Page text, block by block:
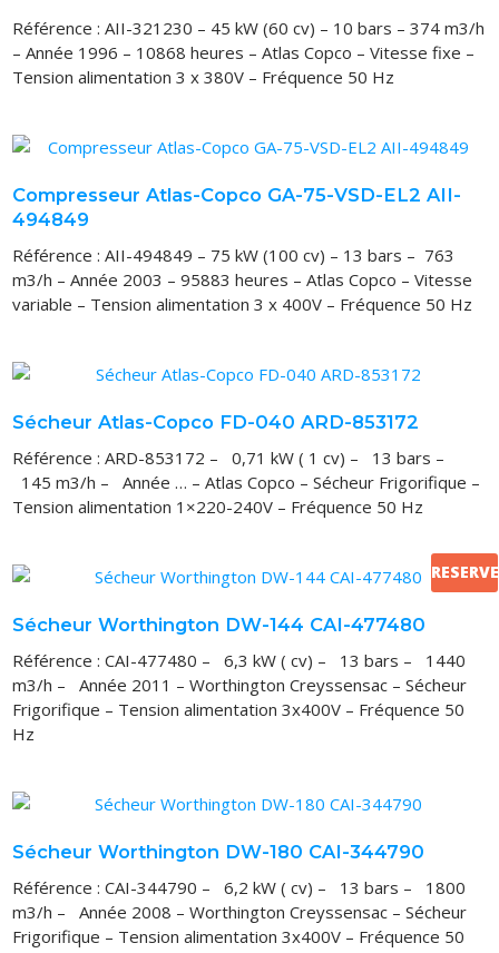
Référence : AII-321230 – 45 kW (60 cv) – 10 bars – 374 m3/h
– Année 1996 – 10868 heures – Atlas Copco – Vitesse fixe –
Tension alimentation 3 x 380V – Fréquence 50 Hz
Compresseur Atlas-Copco GA-75-VSD-EL2 AII-
494849
Référence : AII-494849 – 75 kW (100 cv) – 13 bars – 763
m3/h – Année 2003 – 95883 heures – Atlas Copco – Vitesse
variable – Tension alimentation 3 x 400V – Fréquence 50 Hz
Sécheur Atlas-Copco FD-040 ARD-853172
Référence : ARD-853172 – 0,71 kW ( 1 cv) – 13 bars –
145 m3/h – Année … – Atlas Copco – Sécheur Frigorifique –
Tension alimentation 1×220-240V – Fréquence 50 Hz
RESERVE
Sécheur Worthington DW-144 CAI-477480
Référence : CAI-477480 – 6,3 kW ( cv) – 13 bars – 1440
m3/h – Année 2011 – Worthington Creyssensac – Sécheur
Frigorifique – Tension alimentation 3x400V – Fréquence 50
Hz
Sécheur Worthington DW-180 CAI-344790
Référence : CAI-344790 – 6,2 kW ( cv) – 13 bars – 1800
m3/h – Année 2008 – Worthington Creyssensac – Sécheur
Frigorifique – Tension alimentation 3x400V – Fréquence 50